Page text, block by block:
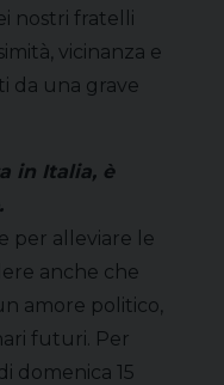
nostri fratelli
vicinanza e
da una grave
in Italia, è
per alleviare le
anche che
amore politico,
futuri. Per
domenica 15